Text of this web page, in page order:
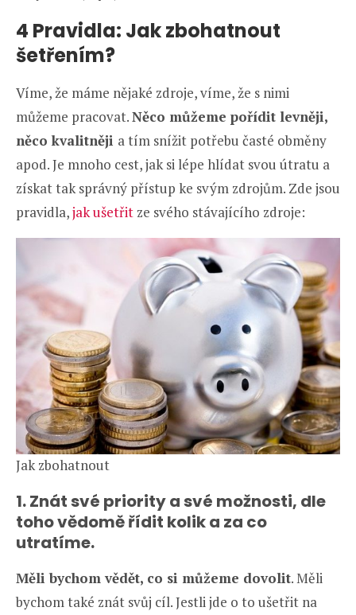
4 Pravidla: Jak zbohatnout
šetřením?
Víme, že máme nějaké zdroje, víme, že s nimi
můžeme pracovat.Něco můžeme pořídit levněji,
něco kvalitněji a tím snížit potřebu časté obměny
apod. Je mnoho cest, jak si lépe hlídat svou útratu a
získat tak správný přístup ke svým zdrojům. Zde jsou
pravidla,jak ušetřit ze svého stávajícího zdroje:
Jak zbohatnout
1. Znát své priority a své možnosti, dle
toho vědomě řídit kolik a za co
utratíme.
Měli bychom vědět, co si můžeme dovolit. Měli
bychom také znát svůj cíl. Jestli jde o to ušetřit na